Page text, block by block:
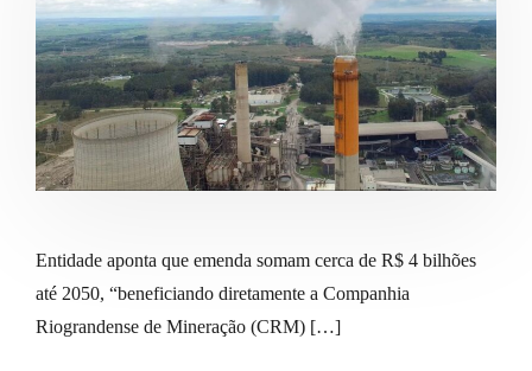
Entidade aponta que emenda somam cerca de R$ 4 bilhões
até 2050, “beneficiando diretamente a Companhia
Riograndense de Mineração (CRM) […]